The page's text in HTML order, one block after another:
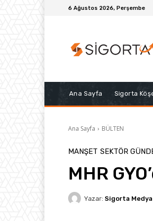
6 Ağustos 2026, Perşembe
Ana Sayfa Sigorta
Ana Sayfa BÜLTEN
MANŞET SEKTÖR
MHR
Yazar: Sigorta